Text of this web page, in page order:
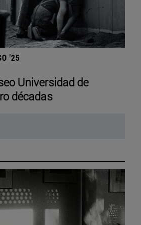
'25
Universidad de
décadas